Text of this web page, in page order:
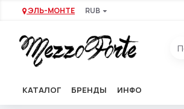
ЭЛЬ-МОНТЕ RUB
КАТАЛОГ БРЕНДЫ ИНФО